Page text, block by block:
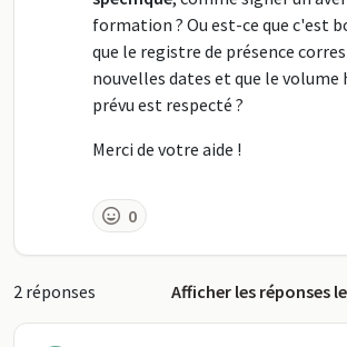
formation ? Ou est-ce que c'est
que le registre de présence
nouvelles dates et que le
prévu est respecté ?
Merci de votre aide !
0
2 réponses Afficher les réponses